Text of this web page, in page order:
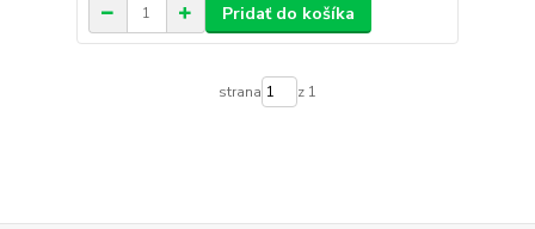
Pridať do košíka
strana z 1